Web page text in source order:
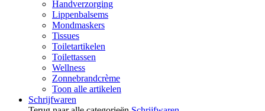
Handverzorging
Lippenbalsems
Mondmaskers
Tissues
Toiletartikelen
Toilettassen
Wellness
Zonnebrandcrème
Toon alle artikelen
Schrijfwaren